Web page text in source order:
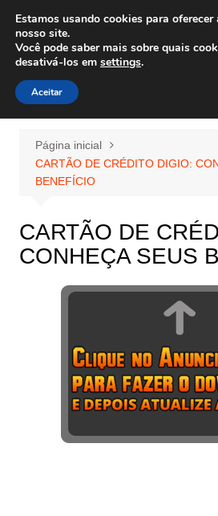
para
conteúdo
Wiley Wales
corais algas e vida marinha
Página inicial
CARTÃO DE CRÉDITO DIGIO:
BENEFÍCIO
CARTÃO DE
CONHEÇA SEUS
Estamos usando cookies para
nosso site.
Você pode saber mais sobre quais
desativá-los em settings.
Aceitar